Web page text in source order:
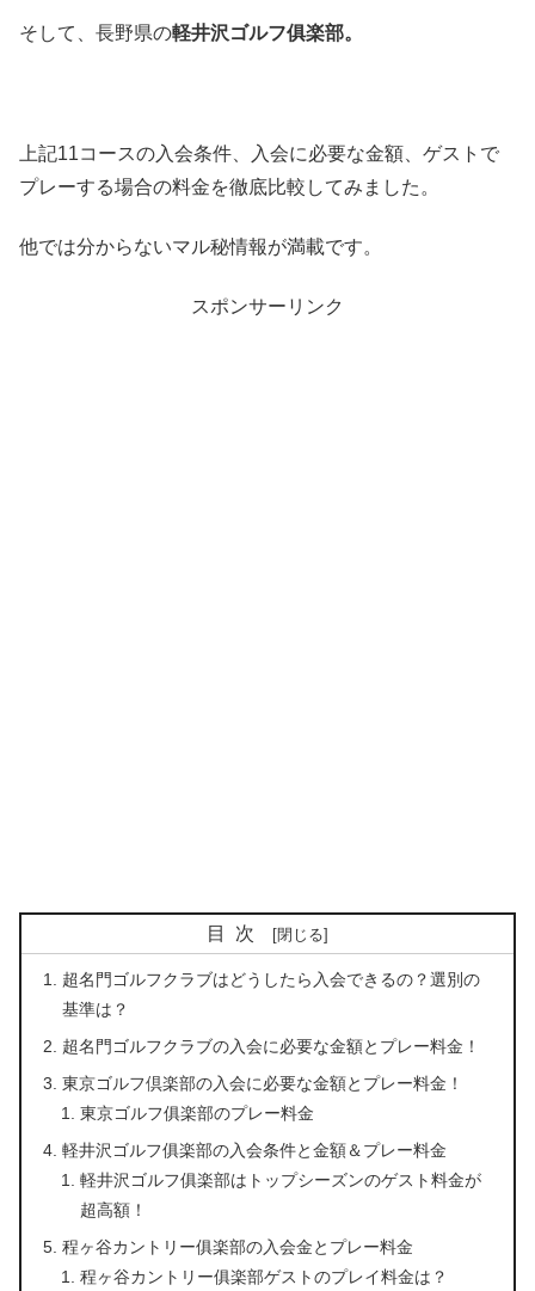
そして、長野県の軽井沢ゴルフ俱楽部。
上記11コースの入会条件、入会に必要な金額、ゲストで
プレーする場合の料金を徹底比較してみました。
他では分からないマル秘情報が満載です。
スポンサーリンク
目次
超名門ゴルフクラブはどうしたら入会できるの？選別の
基準は？
超名門ゴルフクラブの入会に必要な金額とプレー料金！
東京ゴルフ倶楽部の入会に必要な金額とプレー料金！
東京ゴルフ俱楽部のプレー料金
軽井沢ゴルフ俱楽部の入会条件と金額＆プレー料金
軽井沢ゴルフ俱楽部はトップシーズンのゲスト料金が
超高額！
程ヶ谷カントリー俱楽部の入会金とプレー料金
程ヶ谷カントリー俱楽部ゲストのプレイ料金は？